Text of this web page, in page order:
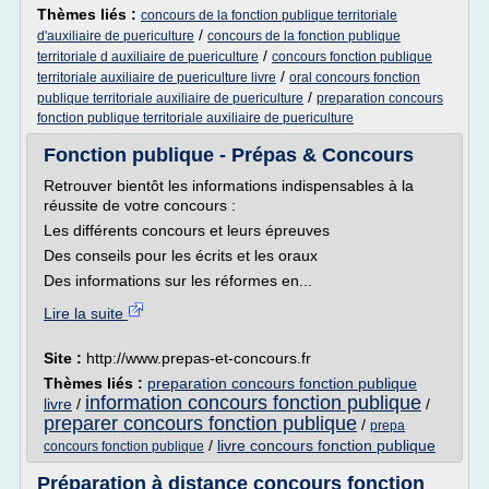
Thèmes liés : concours de la fonction publique territoriale
d'auxiliaire de puericulture / concours de la fonction publique
territoriale d auxiliaire de puericulture / concours fonction publique
territoriale auxiliaire de puericulture livre / oral concours fonction
publique territoriale auxiliaire de puericulture / preparation concours
fonction publique territoriale auxiliaire de puericulture
Fonction publique - Prépas & Concours
Retrouver bientôt les informations indispensables à la
réussite de votre concours :
Les différents concours et leurs épreuves
Des conseils pour les écrits et les oraux
Des informations sur les réformes en...
Lire la suite
Site : http://www.prepas-et-concours.fr
Thèmes liés : preparation concours fonction publique
livre / information concours fonction publique /
preparer concours fonction publique / prepa
concours fonction publique / livre concours fonction publique
Préparation à distance concours fonction